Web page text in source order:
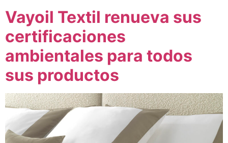
Vayoil Textil renueva sus
certificaciones
ambientales para todos
sus productos